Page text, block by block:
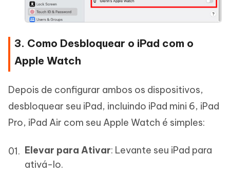
3. Como Desbloquear o iPad com o
Apple Watch
Depois de configurar ambos os dispositivos,
desbloquear seu iPad, incluindo iPad mini 6, iPad
Pro, iPad Air com seu Apple Watch é simples:
Elevar para Ativar: Levante seu iPad para
ativá-lo.